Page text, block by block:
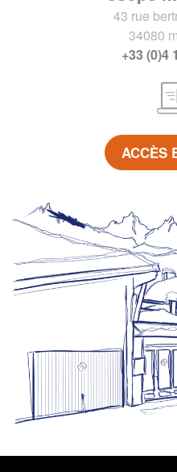
43 rue
34080
+33 (0)4
ACCÈS